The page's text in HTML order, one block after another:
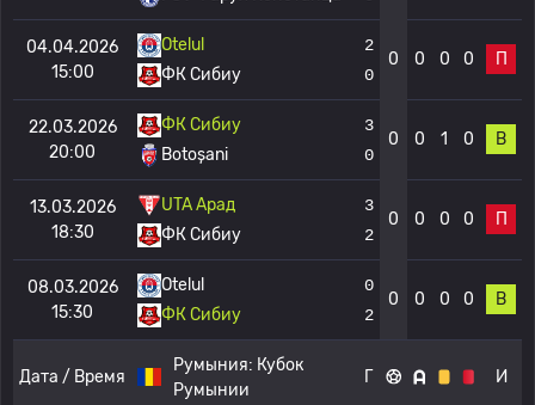
04.04.2026
15:00
Otelul
ФК Сибиу
2
0
0 0 0 0 П
22.03.2026
20:00
ФК Сибиу
Botoșani
3
0
0 0 1 0 В
13.03.2026
18:30
UTA Арад
ФК Сибиу
3
2
0 0 0 0 П
08.03.2026
15:30
Otelul
ФК Сибиу
0
2
0 0 0 0 В
Дата / Время
Румыния: Кубок
Румынии
Г И